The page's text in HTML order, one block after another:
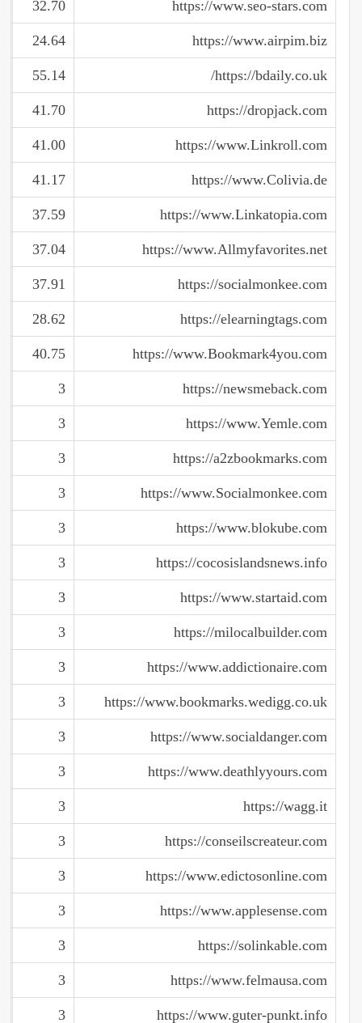
https://www.seo-stars.com
32.70
https://www.airpim.biz
24.64
https://bdaily.co.uk/
55.14
https://dropjack.com
41.70
https://www.Linkroll.com
41.00
https://www.Colivia.de
41.17
https://www.Linkatopia.com
37.59
https://www.Allmyfavorites.net
37.04
https://socialmonkee.com
37.91
https://elearningtags.com
28.62
https://www.Bookmark4you.com
40.75
https://newsmeback.com
3
https://www.Yemle.com
3
https://a2zbookmarks.com
3
https://www.Socialmonkee.com
3
https://www.blokube.com
3
https://cocosislandsnews.info
3
https://www.startaid.com
3
https://milocalbuilder.com
3
https://www.addictionaire.com
3
https://www.bookmarks.wedigg.co.uk
3
https://www.socialdanger.com
3
https://www.deathlyyours.com
3
https://wagg.it
3
https://conseilscreateur.com
3
https://www.edictosonline.com
3
https://www.applesense.com
3
https://solinkable.com
3
https://www.felmausa.com
3
https://www.guter-punkt.info
3